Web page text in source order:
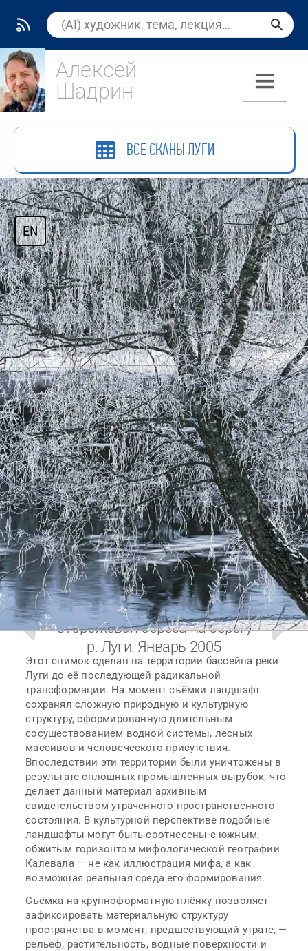
Алексей
Шадрин
(7)
ВСЕ СКАНЫ ЛУГИ
EN
Сторожевая береза на берегу
р. Луги. Январь 2005
Этот снимок сделан на территории бассейна реки
Луги до её последующей радикальной
трансформации. На момент съёмки ландшафт
сохранял сложную природную и культурную
структуру, сформированную длительным
сосуществованием водной системы, лесных
массивов и человеческого присутствия.
Впоследствии эти территории были уничтожены в
результате сплошных промышленных вырубок, что
делает данный материал архивным
свидетельством утраченного пространственного
состояния. В культурной перспективе подобные
ландшафты могут быть соотнесены с южным,
обжитым горизонтом мифологической географии
Калевала — не как иллюстрация мифа, а как
возможная реальная среда его формирования.
Съёмка на крупноформатную плёнку позволяет
зафиксировать материальную структуру
пространства в момент, предшествующий утрате, —
рельеф, растительность, водные поверхности и